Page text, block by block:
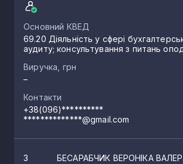
Основний КВЕД
69.20 Діяльність у сфері
аудиту; консультування з питань
Виручка, грн
–
Контакти
+38(096)**********
**************@gmail.com
3 БЕСАРАБЧИК ВЕРОНІКА